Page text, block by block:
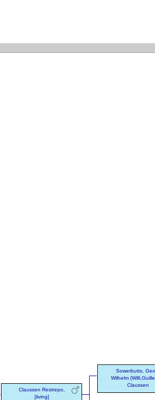
Claussen Restrepo,
[living]
Sowerbutts,
Wilhelm
Claussen